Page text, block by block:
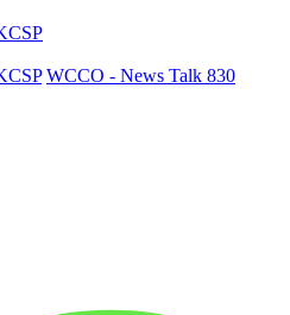
WCCO - News Talk 830